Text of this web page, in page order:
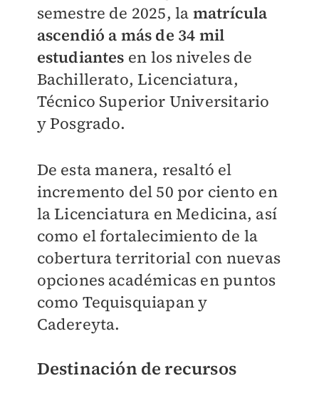
semestre de 2025, la matrícula
ascendió a más de 34 mil
estudiantes en los niveles de
Bachillerato, Licenciatura,
Técnico Superior Universitario
y Posgrado.
De esta manera, resaltó el
incremento del 50 por ciento en
la Licenciatura en Medicina, así
como el fortalecimiento de la
cobertura territorial con nuevas
opciones académicas en puntos
como Tequisquiapan y
Cadereyta.
Destinación de recursos